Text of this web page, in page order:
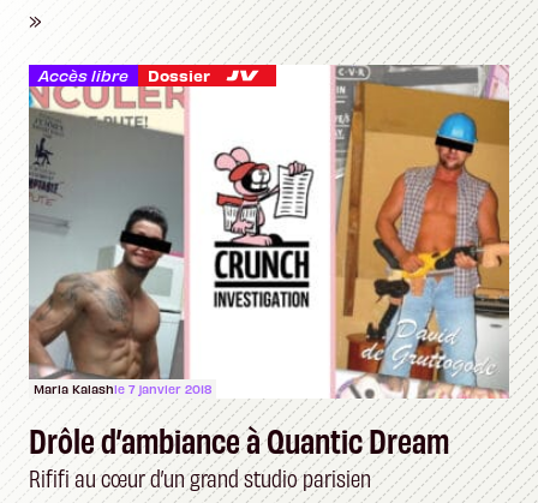
»
Accès libre Dossier
Maria Kalashle 7 janvier 2018
Drôle d’ambiance à Quantic Dream
Rififi au cœur d’un grand studio parisien